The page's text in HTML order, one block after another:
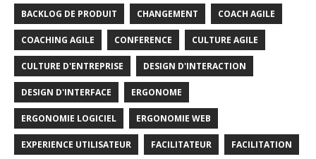
BACKLOG DE PRODUIT CHANGEMENT COACH AGILE
COACHING AGILE CONFERENCE CULTURE AGILE
CULTURE D'ENTREPRISE DESIGN D'INTERACTION
DESIGN D'INTERFACE ERGONOME
ERGONOMIE LOGICIEL ERGONOMIE WEB
EXPERIENCE UTILISATEUR FACILITATEUR FACILITATION